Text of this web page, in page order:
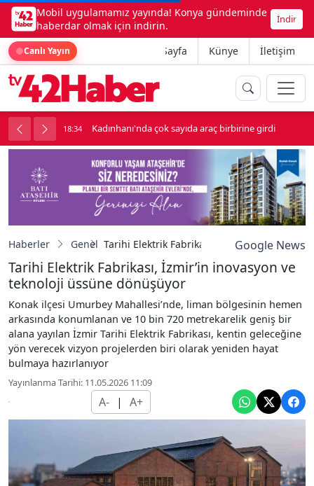
Mobil uygulamamız yayında! Konya gündeminde
haberdar olmak için indirin.
İndir
Canlı Yayın Ana Sayfa Künye İletişim
soygun 18:34 Kadınhanı'nda çok sayıda araç birbirine girdi
Haberler Genel Tarihi Elektrik Fabrikası, İzmir’in inovasyon
Google News
Tarihi Elektrik Fabrikası, İzmir’in inovasyon ve
teknoloji üssüne dönüşüyor
Konak ilçesi Umurbey Mahallesi’nde, liman bölgesinin hemen
arkasında konumlanan ve 10 bin 720 metrekarelik geniş bir
alana yayılan İzmir Tarihi Elektrik Fabrikası, kentin geleceğine
yön verecek vizyon projelerden biri olarak yeniden hayat
bulmaya hazırlanıyor
Yayınlanma Tarihi: 11.05.2026 11:09
A- | A+